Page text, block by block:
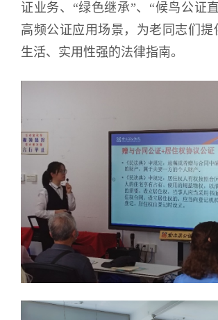
证业务、“绿色继承”、“候鸟公证
高频公证应用场景，为老同志们提
生活、实用性强的法律指南。